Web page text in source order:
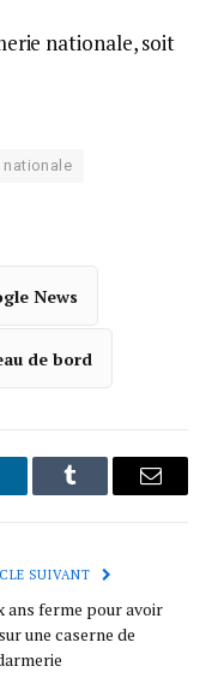
nationale, soit
nationale
News
de bord
Tumblr
SUIVANT
ans ferme pour avoir
une caserne de